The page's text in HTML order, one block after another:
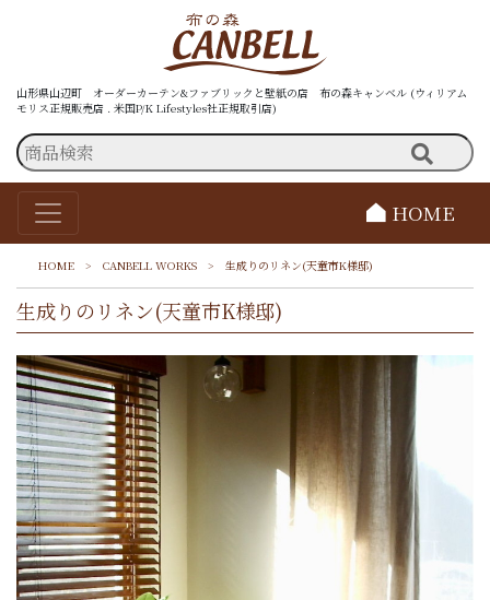
山形県山辺町 オーダーカーテン&ファブリックと壁紙の店 布の森キャンベル (ウィリアム
モリス正規販売店 . 米国P/K Lifestyles社正規取引店)
HOME
HOME > CANBELL WORKS > 生成りのリネン(天童市K様邸)
生成りのリネン(天童市K様邸)